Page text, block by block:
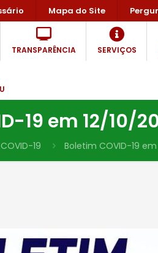
Mapa do Site
TRANSPARÊNCIA SERVIÇOS
19 em 12/10/
19 Boletim COVID-19 em